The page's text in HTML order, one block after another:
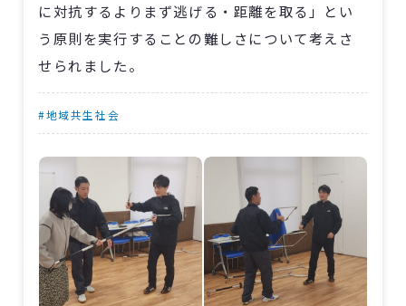
に対抗するよりまず逃げる・距離を取る」とい
う原則を実行することの難しさについて考えさ
せられました。
#地域共生社会